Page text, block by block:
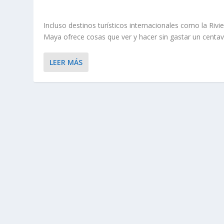
Incluso destinos turísticos internacionales como la
Maya ofrece cosas que ver y hacer sin gastar un
LEER MÁS